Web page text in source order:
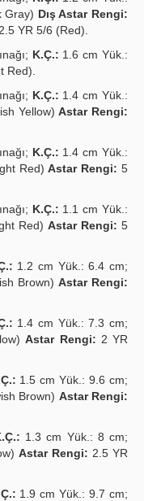
Gray) Dış Astar Rengi:
2.5 YR 5/6 (Red).
K.Ç.: 1.6 cm Yük.:
Red).
K.Ç.: 1.4 cm Yük.:
Yellow)Astar Rengi:
K.Ç.: 1.4 cm Yük.:
Red)Astar Rengi: 5
K.Ç.: 1.1 cm Yük.:
Red)Astar Rengi: 5
1.2 cm Yük.: 6.4 cm;
Brown)Astar Rengi:
1.4 cm Yük.: 7.3 cm;
Astar Rengi: 2 YR
1.5 cm Yük.: 9.6 cm;
Brown) Astar Rengi:
1.3 cm Yük.: 8 cm;
Astar Rengi: 2.5 YR
1.9 cm Yük.: 9.7 cm;